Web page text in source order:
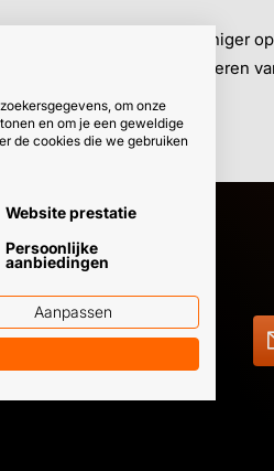
PU gun cleaner is een reiniger
effectief voor het verwijderen
WhatsApp
om onze
en om je een geweldige
de cookies die we gebruiken
Website prestatie
Persoonlijke
aanbiedingen
Aanpassen